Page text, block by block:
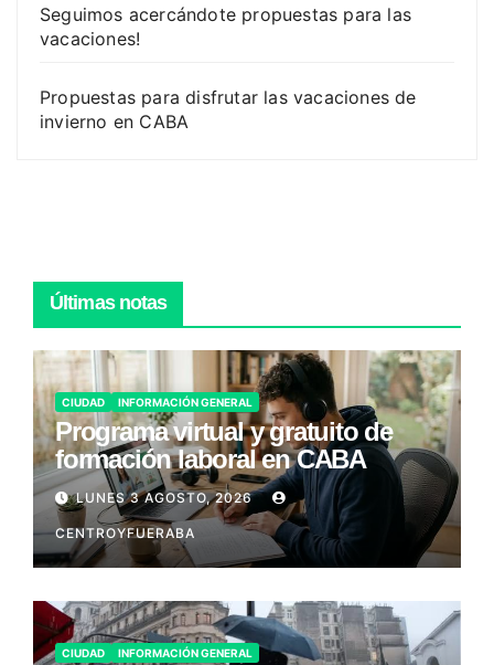
Seguimos acercándote propuestas para las
vacaciones!
Propuestas para disfrutar las vacaciones de
invierno en CABA
Últimas notas
CIUDAD INFORMACIÓN GENERAL
Programa virtual y gratuito de
formación laboral en CABA
LUNES 3 AGOSTO, 2026
CENTROYFUERABA
CIUDAD INFORMACIÓN GENERAL